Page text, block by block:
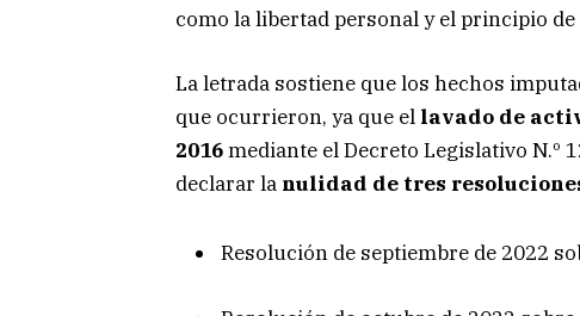
como la libertad personal y el principio de
La letrada sostiene que los hechos
que ocurrieron, ya que el lavado de
2016mediante el Decreto Legislativo N.º
declarar la nulidad de tres
Resolución de septiembre de 2022